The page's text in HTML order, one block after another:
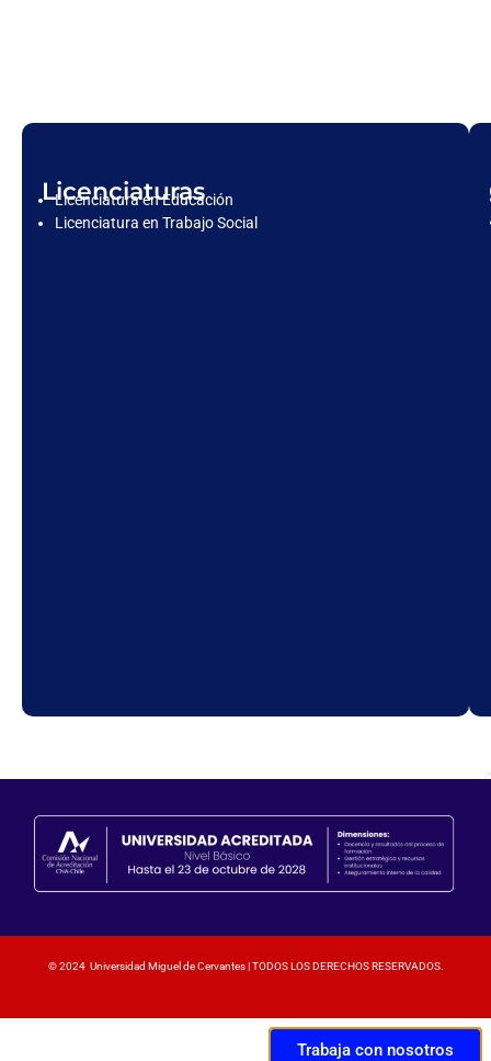
Licenciaturas
Licenciatura en Educación
Licenciatura en Trabajo Social
© 2024 Universidad Miguel de Cervantes | TODOS LOS DERECHOS RESERVADOS.
Trabaja con nosotros